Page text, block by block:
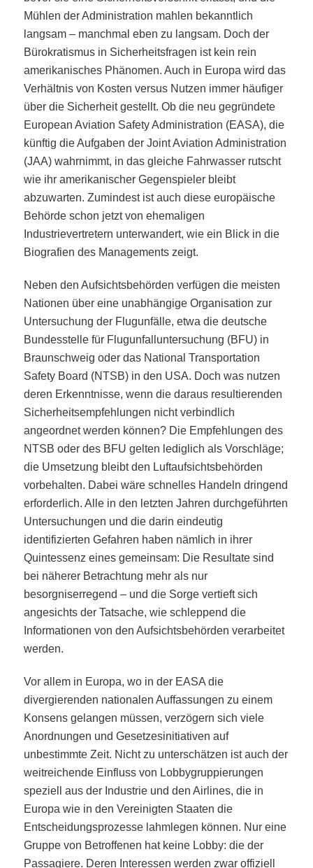
Mühlen der Administration mahlen bekanntlich
langsam – manchmal eben zu langsam. Doch der
Bürokratismus in Sicherheitsfragen ist kein rein
amerikanisches Phänomen. Auch in Europa wird das
Verhältnis von Kosten versus Nutzen immer häufiger
über die Sicherheit gestellt. Ob die neu gegründete
European Aviation Safety Administration (EASA), die
künftig die Aufgaben der Joint Aviation Administration
(JAA) wahrnimmt, in das gleiche Fahrwasser rutscht
wie ihr amerikanischer Gegenspieler bleibt
abzuwarten. Zumindest ist auch diese europäische
Behörde schon jetzt von ehemaligen
Industrievertretern unterwandert, wie ein Blick in die
Biografien des Managements zeigt.
Neben den Aufsichtsbehörden verfügen die meisten
Nationen über eine unabhängige Organisation zur
Untersuchung der Flugunfälle, etwa die deutsche
Bundesstelle für Flugunfalluntersuchung (BFU) in
Braunschweig oder das National Transportation
Safety Board (NTSB) in den USA. Doch was nutzen
deren Erkenntnisse, wenn die daraus resultierenden
Sicherheitsempfehlungen nicht verbindlich
angeordnet werden können? Die Empfehlungen des
NTSB oder des BFU gelten lediglich als Vorschläge;
die Umsetzung bleibt den Luftaufsichtsbehörden
vorbehalten. Dabei wäre schnelles Handeln dringend
erforderlich. Alle in den letzten Jahren durchgeführten
Untersuchungen und die darin eindeutig
identifizierten Gefahren haben nämlich in ihrer
Quintessenz eines gemeinsam: Die Resultate sind
bei näherer Betrachtung mehr als nur
besorgniserregend – und die Sorge vertieft sich
angesichts der Tatsache, wie schleppend die
Informationen von den Aufsichtsbehörden verarbeitet
werden.
Vor allem in Europa, wo in der EASA die
divergierenden nationalen Auffassungen zu einem
Konsens gelangen müssen, verzögern sich viele
Anordnungen und Gesetzesinitiativen auf
unbestimmte Zeit. Nicht zu unterschätzen ist auch der
weitreichende Einfluss von Lobbygruppierungen
speziell aus der Industrie und den Airlines, die in
Europa wie in den Vereinigten Staaten die
Entscheidungsprozesse lahmlegen können. Nur eine
Gruppe von Betroffenen hat keine Lobby: die der
Passagiere. Deren Interessen werden zwar offiziell